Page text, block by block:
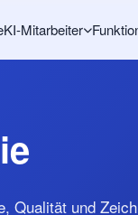
KI-Mitarbeiter
Qualität und